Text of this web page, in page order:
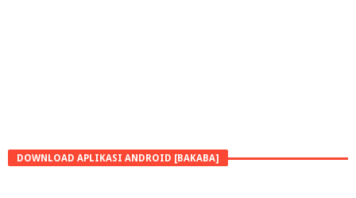
DOWNLOAD APLIKASI ANDROID [BAKABA]